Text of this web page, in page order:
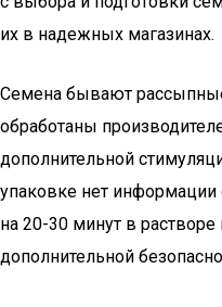
их в надежных магазинах.
Семена бывают
обработаны
дополнительной
упаковке нет информации
на 20-30 минут в
дополнительной